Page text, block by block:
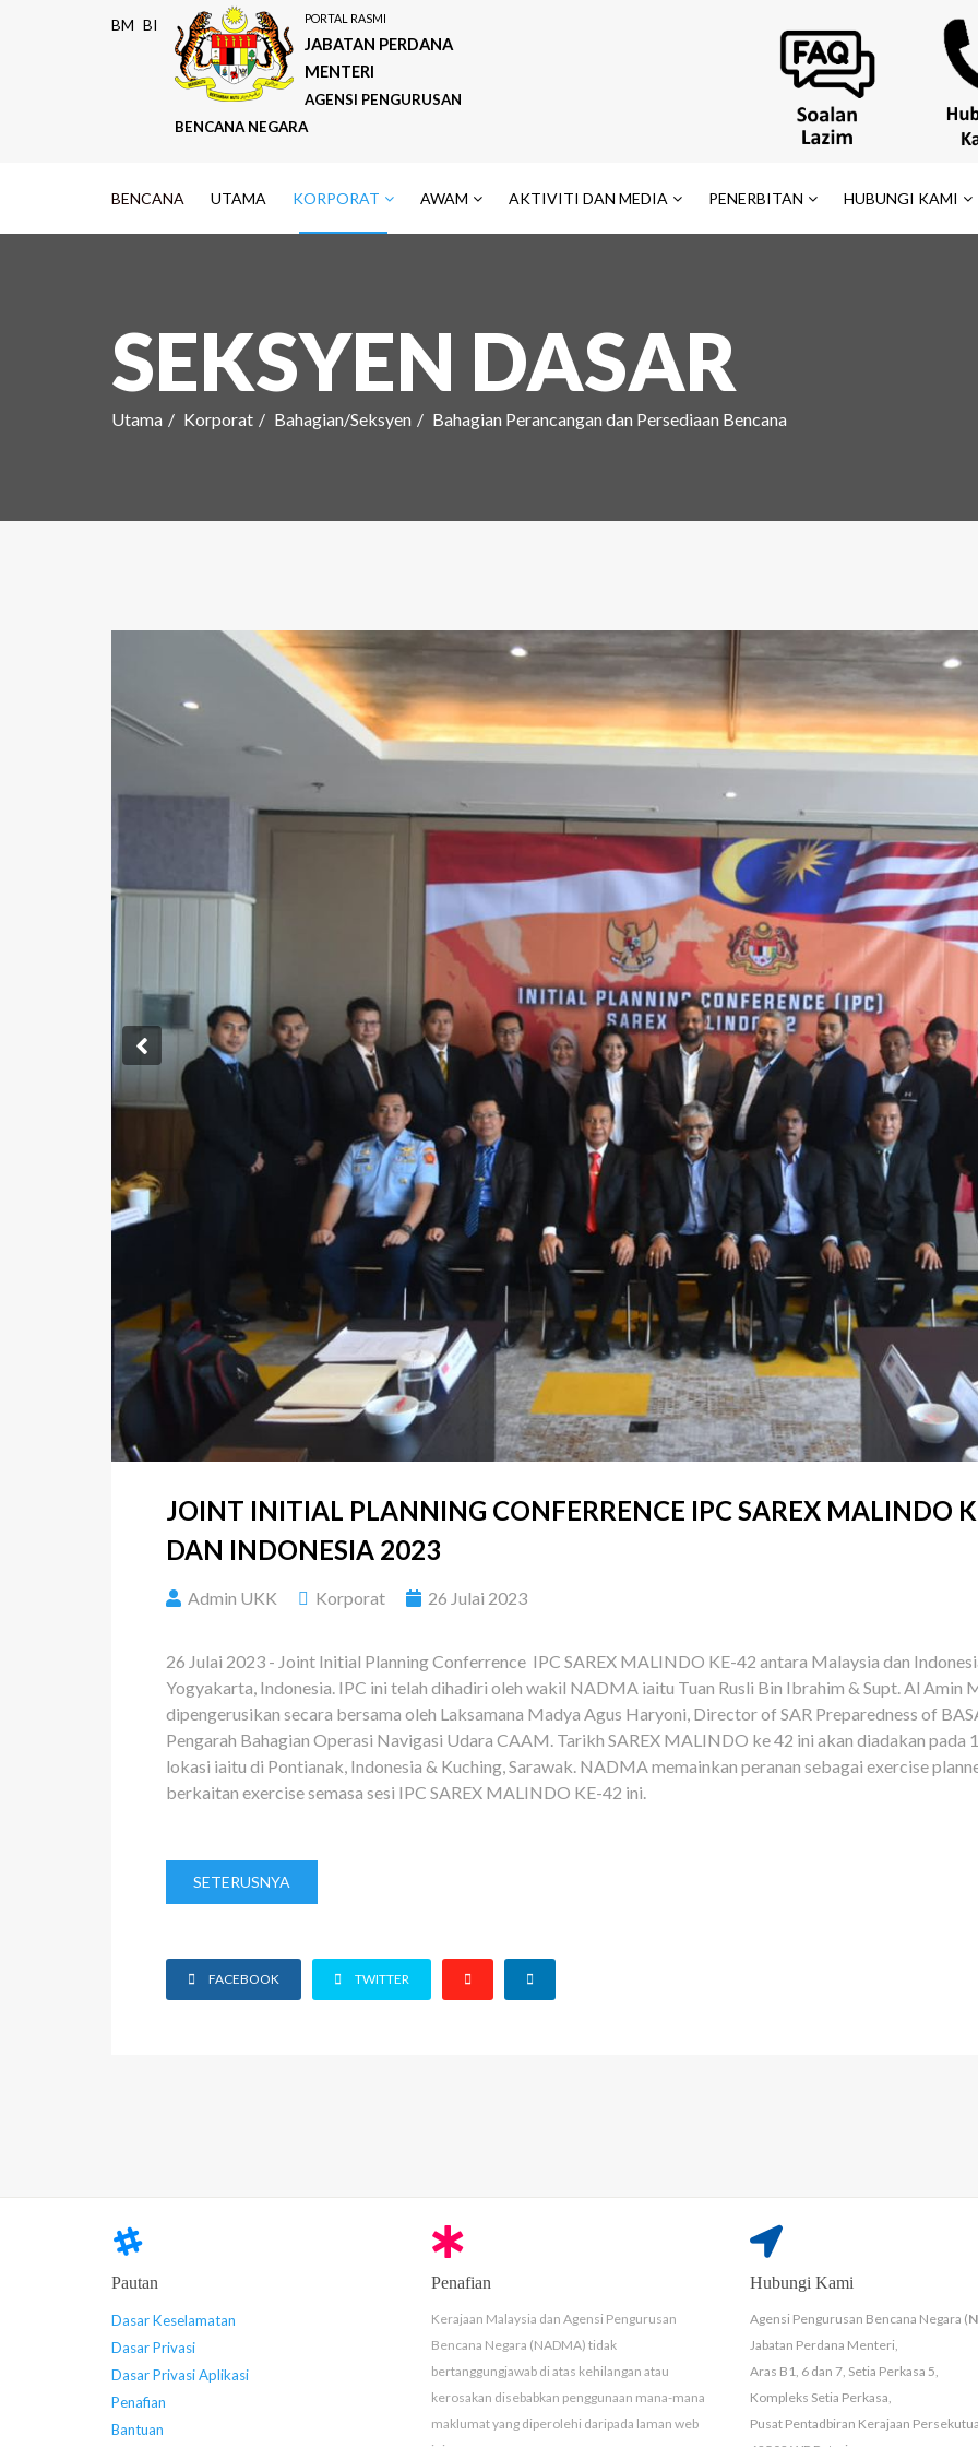
BM BI PORTAL RASMI
JABATAN PERDANA
MENTERI
AGENSI PENGURUSAN
BENCANA NEGARA
BENCANA UTAMA KORPORAT AWAM AKTIVITI DAN MEDIA PENERBITAN HUBUNGI KAMI
SEKSYEN DASAR
Utama Korporat Bahagian/Seksyen Bahagian Perancangan dan Persediaan Bencana
Previous
JOINT INITIAL PLANNING CONFERRENCE IPC SAREX MALINDO
DAN INDONESIA 2023
Admin UKK Korporat 26 Julai 2023
26 Julai 2023 - Joint Initial Planning Conferrence IPC SAREX MALINDO KE-42 antara Malaysia dan
Yogyakarta, Indonesia. IPC ini telah dihadiri oleh wakil NADMA iaitu Tuan Rusli Bin Ibrahim & Supt. Al Amin
dipengerusikan secara bersama oleh Laksamana Madya Agus Haryoni, Director of SAR Preparedness of
Pengarah Bahagian Operasi Navigasi Udara CAAM. Tarikh SAREX MALINDO ke 42 ini akan diadakan
lokasi iaitu di Pontianak, Indonesia & Kuching, Sarawak. NADMA memainkan peranan sebagai exercise
berkaitan exercise semasa sesi IPC SAREX MALINDO KE-42 ini.
SETERUSNYA
FACEBOOK TWITTER
Pautan
Dasar Keselamatan
Dasar Privasi
Dasar Privasi Aplikasi
Penafian
Bantuan
Penafian
Kerajaan Malaysia dan Agensi Pengurusan
Bencana Negara (NADMA) tidak
bertanggungjawab di atas kehilangan atau
kerosakan disebabkan penggunaan mana-mana
maklumat yang diperolehi daripada laman web
Hubungi Kami
Agensi Pengurusan Bencana Negara (
Jabatan Perdana Menteri,
Aras B1, 6 dan 7, Setia Perkasa 5,
Kompleks Setia Perkasa,
Pusat Pentadbiran Kerajaan